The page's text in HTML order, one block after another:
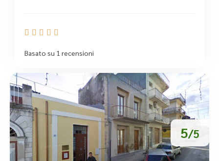
    
Basato su 1 recensioni
5/5